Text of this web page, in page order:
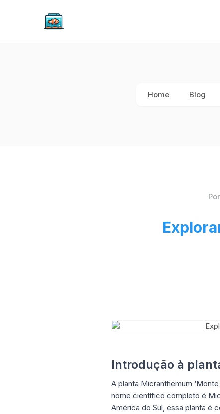
Home Blog
Por
Introdução à
A planta Micranthemum
nome científico completo é
América do Sul, essa planta é